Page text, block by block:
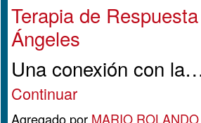
Terapia de
Ángeles
Una conexión con
Continuar
Agregado por MARIO